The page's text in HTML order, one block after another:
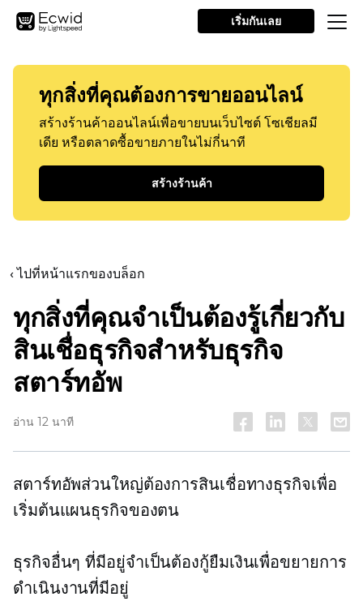
เริ่มกันเลย
ทุกสิ่งที่คุณต้องการขายออนไลน์
สร้างร้านค้าออนไลน์เพื่อขายบนเว็บไซต์ โซเชียลมี
เดีย หรือตลาดซื้อขายภายในไม่กี่นาที
สร้างร้านค้า
‹ ไปที่หน้าแรกของบล็อก
ทุกสิ่งที่คุณจำเป็นต้องรู้เกี่ยวกับ
สินเชื่อธุรกิจสำหรับธุรกิจ
สตาร์ทอัพ
อ่าน 12 นาที
สตาร์ทอัพส่วนใหญ่ต้องการสินเชื่อทางธุรกิจเพื่อ
เริ่มต้นแผนธุรกิจของตน
ธุรกิจอื่นๆ ที่มีอยู่จำเป็นต้องกู้ยืมเงินเพื่อขยายการ
ดำเนินงานที่มีอยู่